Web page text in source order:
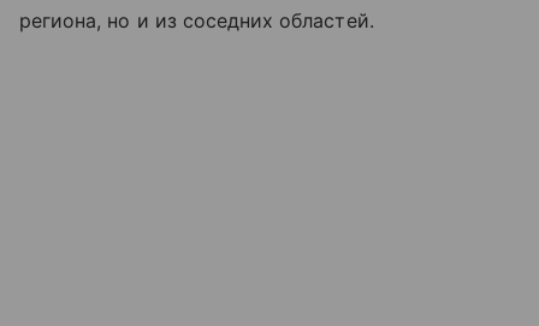
региона, но и из соседних областей.